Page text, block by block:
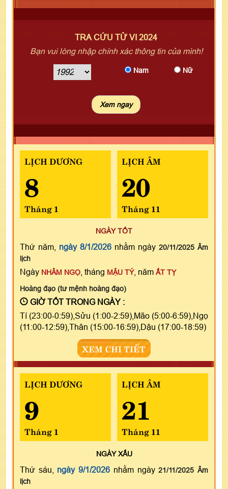
TRA CỨU TỬ VI 2024
Bạn vui lòng nhập chính xác thông tin của mình!
Nam Nữ
LỊCH DƯƠNG
8
Tháng 1
LỊCH ÂM
20
Tháng 11
NGÀY TỐT
Thứ năm, ngày 8/1/2026 nhằm ngày 20/11/2025 Âm
lịch
Ngày NHÂM NGỌ , tháng MẬU TÝ, năm ẤT TỴ
Hoàng đạo (tư mệnh hoàng đạo)
GIỜ TỐT TRONG NGÀY :
Tí (23:00-0:59),Sửu (1:00-2:59),Mão (5:00-6:59),Ngọ
(11:00-12:59),Thân (15:00-16:59),Dậu (17:00-18:59)
XEM CHI TIẾT
LỊCH DƯƠNG
9
Tháng 1
LỊCH ÂM
21
Tháng 11
NGÀYXẤU
Thứ sáu, ngày 9/1/2026 nhằm ngày21/11/2025 Âm
lịch